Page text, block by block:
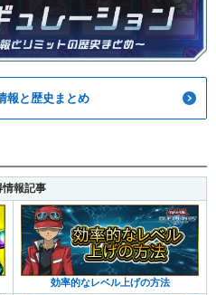
報と歴史まとめ
情報記事
効率的なレベル上げの方法